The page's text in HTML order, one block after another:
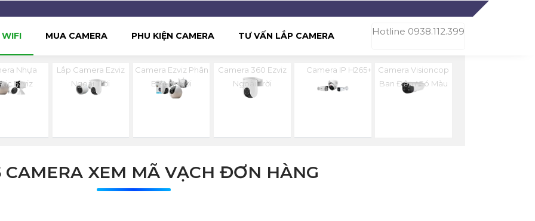
Hotline 0938.112.399
WIFI MUA CAMERA PHU KIỆN CAMERA TƯ VẤN LẮP CAMERA
Nhựa
Ezviz
Lắp Camera Ezviz
Ngoài Trời
Camera Ezviz Phân
Biệt Người
Camera 360 Ezviz
Ngoài Trời
Camera IP H265+
Camera Visioncop
Ban Đêm Có Màu
CAMERA XEM MÃ VẠCH ĐƠN HÀNG